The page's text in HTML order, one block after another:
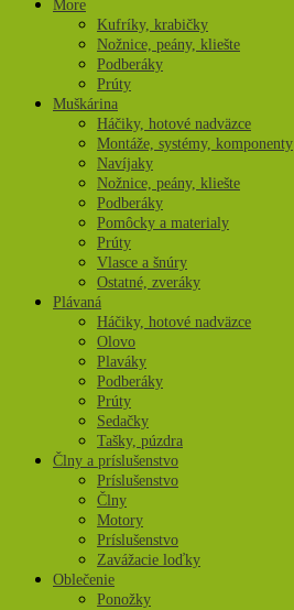
More
Kufríky, krabičky
Nožnice, peány, kliešte
Podberáky
Prúty
Muškárina
Háčiky, hotové nadväzce
Montáže, systémy, komponenty
Navíjaky
Nožnice, peány, kliešte
Podberáky
Pomôcky a materialy
Prúty
Vlasce a šnúry
Ostatné, zveráky
Plávaná
Háčiky, hotové nadväzce
Olovo
Plaváky
Podberáky
Prúty
Sedačky
Tašky, púzdra
Člny a príslušenstvo
Príslušenstvo
Člny
Motory
Príslušenstvo
Zavážacie loďky
Oblečenie
Ponožky